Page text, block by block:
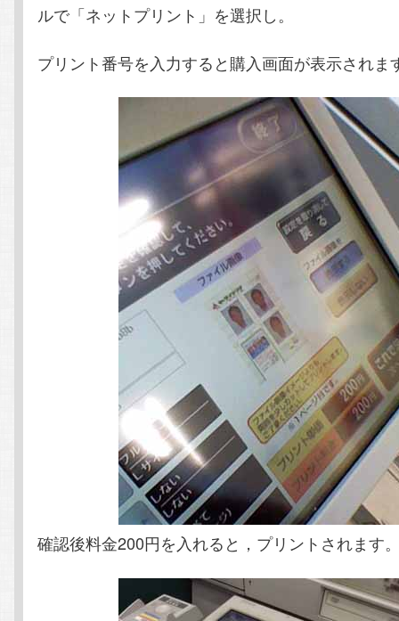
ルで「ネットプリント」を選択し。
プリント番号を入力すると購入画面が表示されま
確認後料金200円を入れると，プリントされます